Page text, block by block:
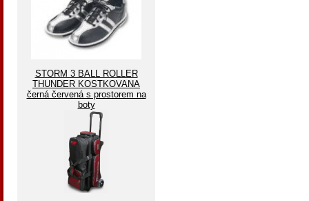
STORM 3 BALL ROLLER
THUNDER KOSTKOVANA
černá červená s prostorem na
boty